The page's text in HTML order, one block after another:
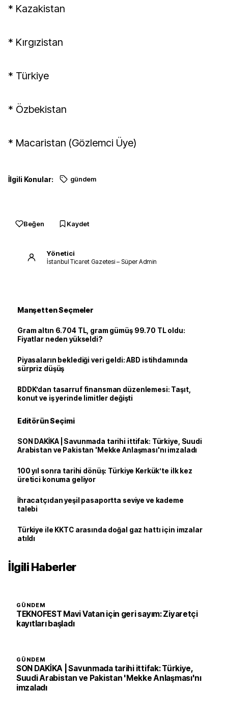
* Kazakistan
* Kırgızistan
* Türkiye
* Özbekistan
* Macaristan (Gözlemci Üye)
İlgili Konular: gündem
Beğen Kaydet
Yönetici
İstanbul Ticaret Gazetesi – Süper Admin
Manşetten Seçmeler
Gram altın 6.704 TL, gram gümüş 99.70 TL oldu:
Fiyatlar neden yükseldi?
Piyasaların beklediği veri geldi: ABD istihdamında
sürpriz düşüş
BDDK’dan tasarruf finansman düzenlemesi: Taşıt,
konut ve iş yerinde limitler değişti
Editörün Seçimi
SON DAKİKA | Savunmada tarihi ittifak: Türkiye, Suudi
Arabistan ve Pakistan 'Mekke Anlaşması'nı imzaladı
100 yıl sonra tarihi dönüş: Türkiye Kerkük’te ilk kez
üretici konuma geliyor
İhracatçıdan yeşil pasaportta seviye ve kademe
talebi
Türkiye ile KKTC arasında doğal gaz hattı için imzalar
atıldı
İlgili Haberler
GÜNDEM
TEKNOFEST Mavi Vatan için geri sayım: Ziyaretçi
kayıtları başladı
GÜNDEM
SON DAKİKA | Savunmada tarihi ittifak: Türkiye,
Suudi Arabistan ve Pakistan 'Mekke Anlaşması'nı
imzaladı